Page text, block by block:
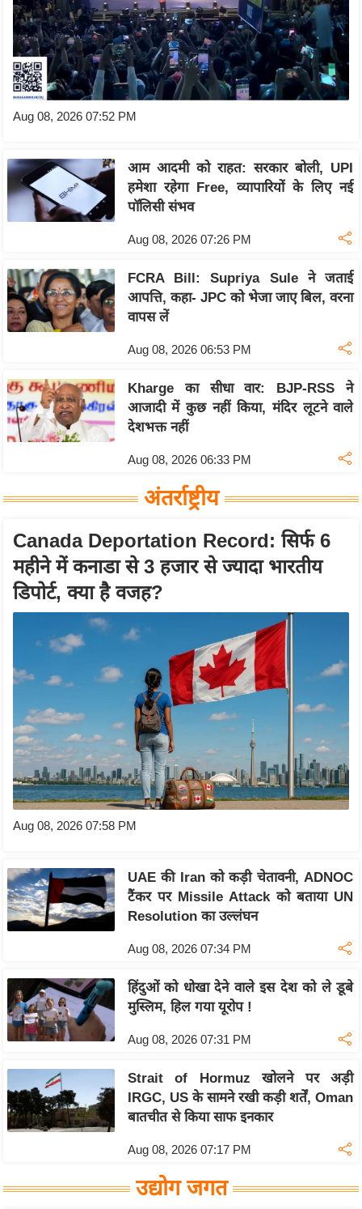
/
फै
श
न
घ
रे
नु
स्खे
न
स्थ
ल
ने
स
मं
त्रा
ले
न
शि
प
रा
ति
श्ले
ष
ण
स
म
सा
यि
क
मा
तृ
स्तं
भ
ए
म
.
आ
र
ई
Aug 08, 2026 07:52 PM
आम आदमी को राहत: सरकार बोली, UPI
हमेशा रहेगा Free, व्यापारियों के लिए नई
पॉलिसी संभव
Aug 08, 2026 07:26 PM
FCRA Bill: Supriya Sule ने जताई
आपत्ति, कहा- JPC को भेजा जाए बिल, वरना
वापस लें
Aug 08, 2026 06:53 PM
Kharge का सीधा वार: BJP-RSS ने
आजादी में कुछ नहीं किया, मंदिर लूटने वाले
देशभक्त नहीं
Aug 08, 2026 06:33 PM
अंतर्राष्ट्रीय
Canada Deportation Record: सिर्फ 6
महीने में कनाडा से 3 हजार से ज्यादा भारतीय
डिपोर्ट, क्या है वजह?
Aug 08, 2026 07:58 PM
UAE की Iran को कड़ी चेतावनी, ADNOC
टैंकर पर Missile Attack को बताया UN
Resolution का उल्लंघन
Aug 08, 2026 07:34 PM
हिंदुओं को धोखा देने वाले इस देश को ले डूबे
मुस्लिम, हिल गया यूरोप !
Aug 08, 2026 07:31 PM
Strait of Hormuz खोलने पर अड़ी
IRGC, US के सामने रखी कड़ी शर्तें, Oman
बातचीत से किया साफ इनकार
Aug 08, 2026 07:17 PM
उद्योग जगत